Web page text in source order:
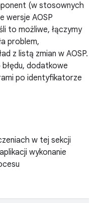
(w stosownych
wersje AOSP
to możliwe, łączymy
problem,
z listą zmian w AOSP.
dodatkowe
po identyfikatorze
w tej sekcji
wykonanie